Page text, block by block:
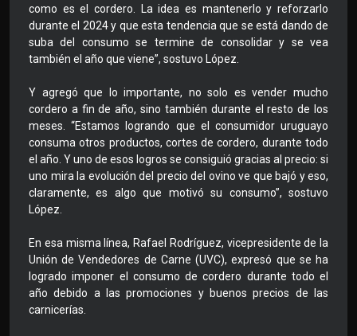
como es el cordero. La idea es mantenerlo y reforzarlo
durante el 2024 y que esta tendencia que se está dando de
suba del consumo se termine de consolidar y se vea
también el año que viene”, sostuvo López.
Y agregó que lo importante, no solo es vender mucho
cordero a fin de año, sino también durante el resto de los
meses. “Estamos logrando que el consumidor uruguayo
consuma otros productos, cortes de cordero, durante todo
el año. Y uno de esos logros se consiguió gracias al precio: si
uno mira la evolución del precio del ovino ve que bajó y eso,
claramente, es algo que motivó su consumo”, sostuvo
López.
En esa misma línea, Rafael Rodríguez, vicepresidente de la
Unión de Vendedores de Carne (UVC), expresó que se ha
logrado imponer el consumo de cordero durante todo el
año debido a las promociones y buenos precios de las
carnicerías.